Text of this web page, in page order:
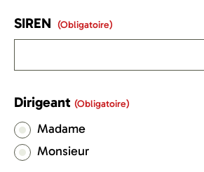
SIREN (obligatoire)
Dirigeant (obligatoire)
Madame
Monsieur